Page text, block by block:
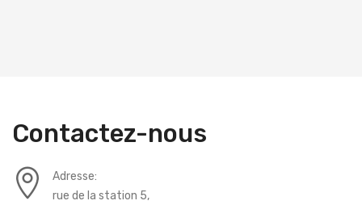
Contactez-nous
Adresse:
rue de la station 5,